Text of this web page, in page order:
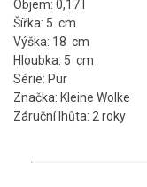
Objem: 0,17 l
Šířka: 5 cm
Výška: 18 cm
Hloubka: 5 cm
Série: Pur
Značka: Kleine Wolke
Záruční lhůta: 2 roky